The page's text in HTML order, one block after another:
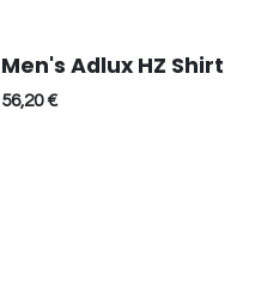
Men's Adlux HZ Shirt
56,20€